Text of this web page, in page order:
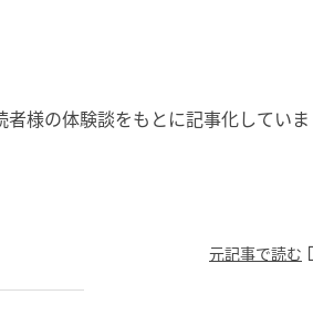
様の体験談をもとに記事化していま
元記事で読む